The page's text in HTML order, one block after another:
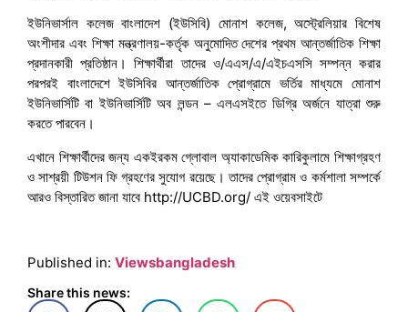
ইউনিভার্সাল কলেজ বাংলাদেশ (ইউসিবি) মোনাশ কলেজ, অস্ট্রেলিয়ার বিশেষ
অংশীদার এবং শিক্ষা মন্ত্রণালয়-কর্তৃক অনুমোদিত দেশের প্রথম আন্তর্জাতিক শিক্ষা
প্রদানকারী প্রতিষ্ঠান। শিক্ষার্থীরা তাদের ও/এএস/এ/এইচএসসি সম্পন্ন করার
পরপরই বাংলাদেশে ইউসিবির আন্তর্জাতিক প্রোগ্রামে ভর্তির মাধ্যমে মোনাশ
ইউনিভার্সিটি বা ইউনিভার্সিটি অব লন্ডন – এলএসইতে ডিগ্রি অর্জনে যাত্রা শুরু
করতে পারবেন।
এখানে শিক্ষার্থীদের জন্য একইরকম গ্লোবাল অ্যাকাডেমিক কারিকুলামে শিক্ষাগ্রহণ
ও সাশ্রয়ী টিউশন ফি গ্রহণের সুযোগ রয়েছে। তাদের প্রোগ্রাম ও কর্মশালা সম্পর্কে
আরও বিস্তারিত জানা যাবে http://UCBD.org/ এই ওয়েবসাইটে
Published in: Viewsbangladesh
Share this news: